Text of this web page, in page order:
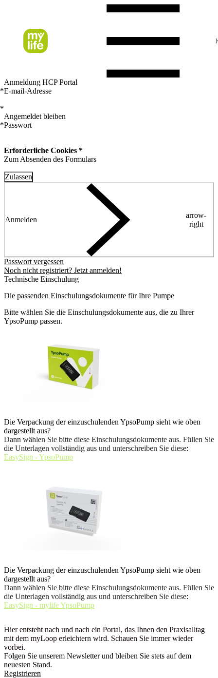
Anmeldung HCP Portal
*E-mail-Adresse
*
Angemeldet bleiben
*Passwort
Erforderliche Cookies *
Zum Absenden des Formulars
Zulassen
Anmelden
arrow-
right
Passwort vergessen
Noch nicht registriert? Jetzt anmelden!
Technische Einschulung
Die passenden Einschulungsdokumente für Ihre Pumpe
Bitte wählen Sie die Einschulungsdokumente aus, die zu Ihrer
YpsoPump passen.
Die Verpackung der einzuschulenden YpsoPump sieht wie oben
dargestellt aus?
Dann wählen Sie bitte diese Einschulungsdokumente aus. Füllen Sie
die Unterlagen vollständig aus und unterschreiben Sie diese:
EasySign - YpsoPump
Die Verpackung der einzuschulenden YpsoPump sieht wie oben
dargestellt aus?
Dann wählen Sie bitte diese Einschulungsdokumente aus. Füllen Sie
die Unterlagen vollständig aus und unterschreiben Sie diese:
EasySign - mylife YpsoPump
Hier entsteht nach und nach ein Portal, das Ihnen den Praxisalltag
mit dem myLoop erleichtern wird. Schauen Sie immer wieder
vorbei.
Folgen Sie unserem Newsletter und bleiben Sie stets auf dem
neuesten Stand.
Registrieren